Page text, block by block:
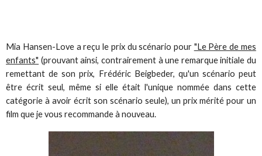
Mia Hansen-Love a reçu le prix du scénario pour "Le Père de mes
enfants" (prouvant ainsi, contrairement à une remarque initiale du
remettant de son prix, Frédéric Beigbeder, qu'un scénario peut
être écrit seul, même si elle était l'unique nommée dans cette
catégorie à avoir écrit son scénario seule), un prix mérité pour un
film que je vous recommande à nouveau.